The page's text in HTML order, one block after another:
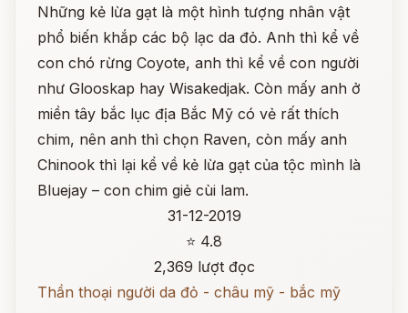
Những kẻ lừa gạt là một hình tượng nhân vật
phổ biến khắp các bộ lạc da đỏ. Anh thì kể về
con chó rừng Coyote, anh thì kể về con người
như Glooskap hay Wisakedjak. Còn mấy anh ở
miền tây bắc lục địa Bắc Mỹ có vẻ rất thích
chim, nên anh thì chọn Raven, còn mấy anh
Chinook thì lại kể về kẻ lừa gạt của tộc mình là
Bluejay – con chim giẻ cùi lam.
31-12-2019
⭐ 4.8
2,369 lượt đọc
Thần thoại người da đỏ - châu mỹ - bắc mỹ